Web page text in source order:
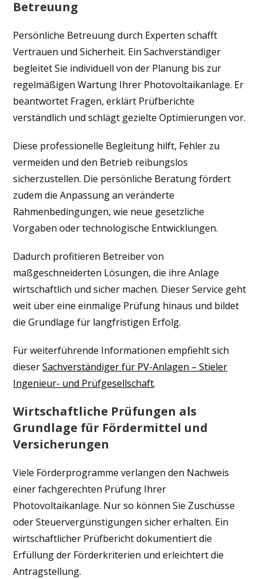
Betreuung
Persönliche Betreuung durch Experten schafft
Vertrauen und Sicherheit. Ein Sachverständiger
begleitet Sie individuell von der Planung bis zur
regelmäßigen Wartung Ihrer Photovoltaikanlage. Er
beantwortet Fragen, erklärt Prüfberichte
verständlich und schlägt gezielte Optimierungen vor.
Diese professionelle Begleitung hilft, Fehler zu
vermeiden und den Betrieb reibungslos
sicherzustellen. Die persönliche Beratung fördert
zudem die Anpassung an veränderte
Rahmenbedingungen, wie neue gesetzliche
Vorgaben oder technologische Entwicklungen.
Dadurch profitieren Betreiber von
maßgeschneiderten Lösungen, die ihre Anlage
wirtschaftlich und sicher machen. Dieser Service geht
weit über eine einmalige Prüfung hinaus und bildet
die Grundlage für langfristigen Erfolg.
Für weiterführende Informationen empfiehlt sich
dieserSachverständiger für PV-Anlagen – Stieler
Ingenieur- und Prüfgesellschaft.
Wirtschaftliche Prüfungen als
Grundlage für Fördermittel und
Versicherungen
Viele Förderprogramme verlangen den Nachweis
einer fachgerechten Prüfung Ihrer
Photovoltaikanlage. Nur so können Sie Zuschüsse
oder Steuervergünstigungen sicher erhalten. Ein
wirtschaftlicher Prüfbericht dokumentiert die
Erfüllung der Förderkriterien und erleichtert die
Antragstellung.